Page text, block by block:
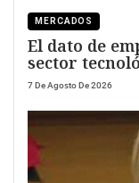
MERCADOS
El dato de
sector
7 De Agosto De 2026